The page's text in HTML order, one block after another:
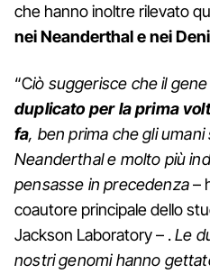
che hanno inoltre rilevato
nei Neanderthal e nei
“Ciò suggerisce che il
duplicato per la prima
fa, ben prima che gli
Neanderthal e molto più
pensasse in precedenza–
coautore principale dello
Jackson Laboratory – .Le
nostri genomi hanno